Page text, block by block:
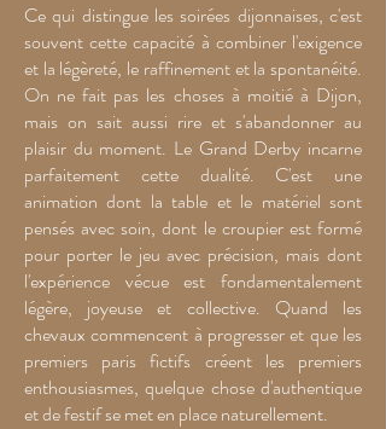
Ce qui distingue les soirées dijonnaises, c'est
souvent cette capacité à combiner l'exigence
et la légèreté, le raffinement et la spontanéité.
On ne fait pas les choses à moitié à Dijon,
mais on sait aussi rire et s'abandonner au
plaisir du moment. Le Grand Derby incarne
parfaitement cette dualité. C'est une
animation dont la table et le matériel sont
pensés avec soin, dont le croupier est formé
pour porter le jeu avec précision, mais dont
l'expérience vécue est fondamentalement
légère, joyeuse et collective. Quand les
chevaux commencent à progresser et que les
premiers paris fictifs créent les premiers
enthousiasmes, quelque chose d'authentique
et de festif se met en place naturellement.